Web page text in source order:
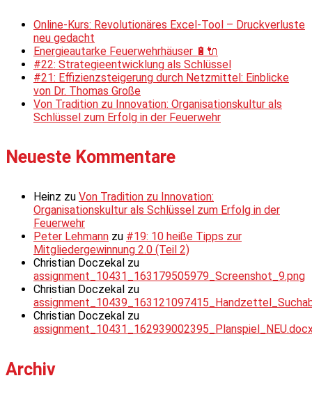
Online-Kurs: Revolutionäres Excel-Tool – Druckverluste
neu gedacht
Energieautarke Feuerwehrhäuser 🔋🔌
#22: Strategieentwicklung als Schlüssel
#21: Effizienzsteigerung durch Netzmittel: Einblicke
von Dr. Thomas Große
Von Tradition zu Innovation: Organisationskultur als
Schlüssel zum Erfolg in der Feuerwehr
Neueste Kommentare
Heinz zu Von Tradition zu Innovation:
Organisationskultur als Schlüssel zum Erfolg in der
Feuerwehr
Peter Lehmann zu #19: 10 heiße Tipps zur
Mitgliedergewinnung 2.0 (Teil 2)
Christian Doczekal zu
assignment_10431_163179505979_Screenshot_9.png
Christian Doczekal zu
Christian Doczekal zu
Archiv